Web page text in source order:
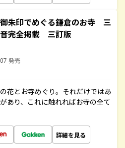
朱印でめぐる鎌倉のお寺 三
完全掲載 三訂版
発売
花とお寺めぐり。それだけではあ
あり、これに触れればお寺の全て
詳細を見る